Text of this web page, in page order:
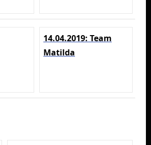
14.04.2019: Team
Matilda